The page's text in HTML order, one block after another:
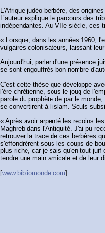
L'Afrique judéo-berbère, des
L’auteur explique le parcours des
indépendantes. Au VIIe siècle, ces
« Lorsque, dans les années 1960,
vulgaires colonisateurs, laissant
Aujourd'hui, parler d'une présence
se sont engouffrés bon nombre
C'est cette thèse que développe
l'ère chrétienne, sous le joug de
parole du prophète de par le
se convertirent à l'islam. Seuls
« Après avoir arpenté les recoins
Maghreb dans l'Antiquité. J'ai pu
retrouver la trace de ces berbères
s'effondrèrent sous les coups de
plus riche, car je sais qu'en tout juif
tendre une main amicale et de leur
[www.bibliomonde.com]